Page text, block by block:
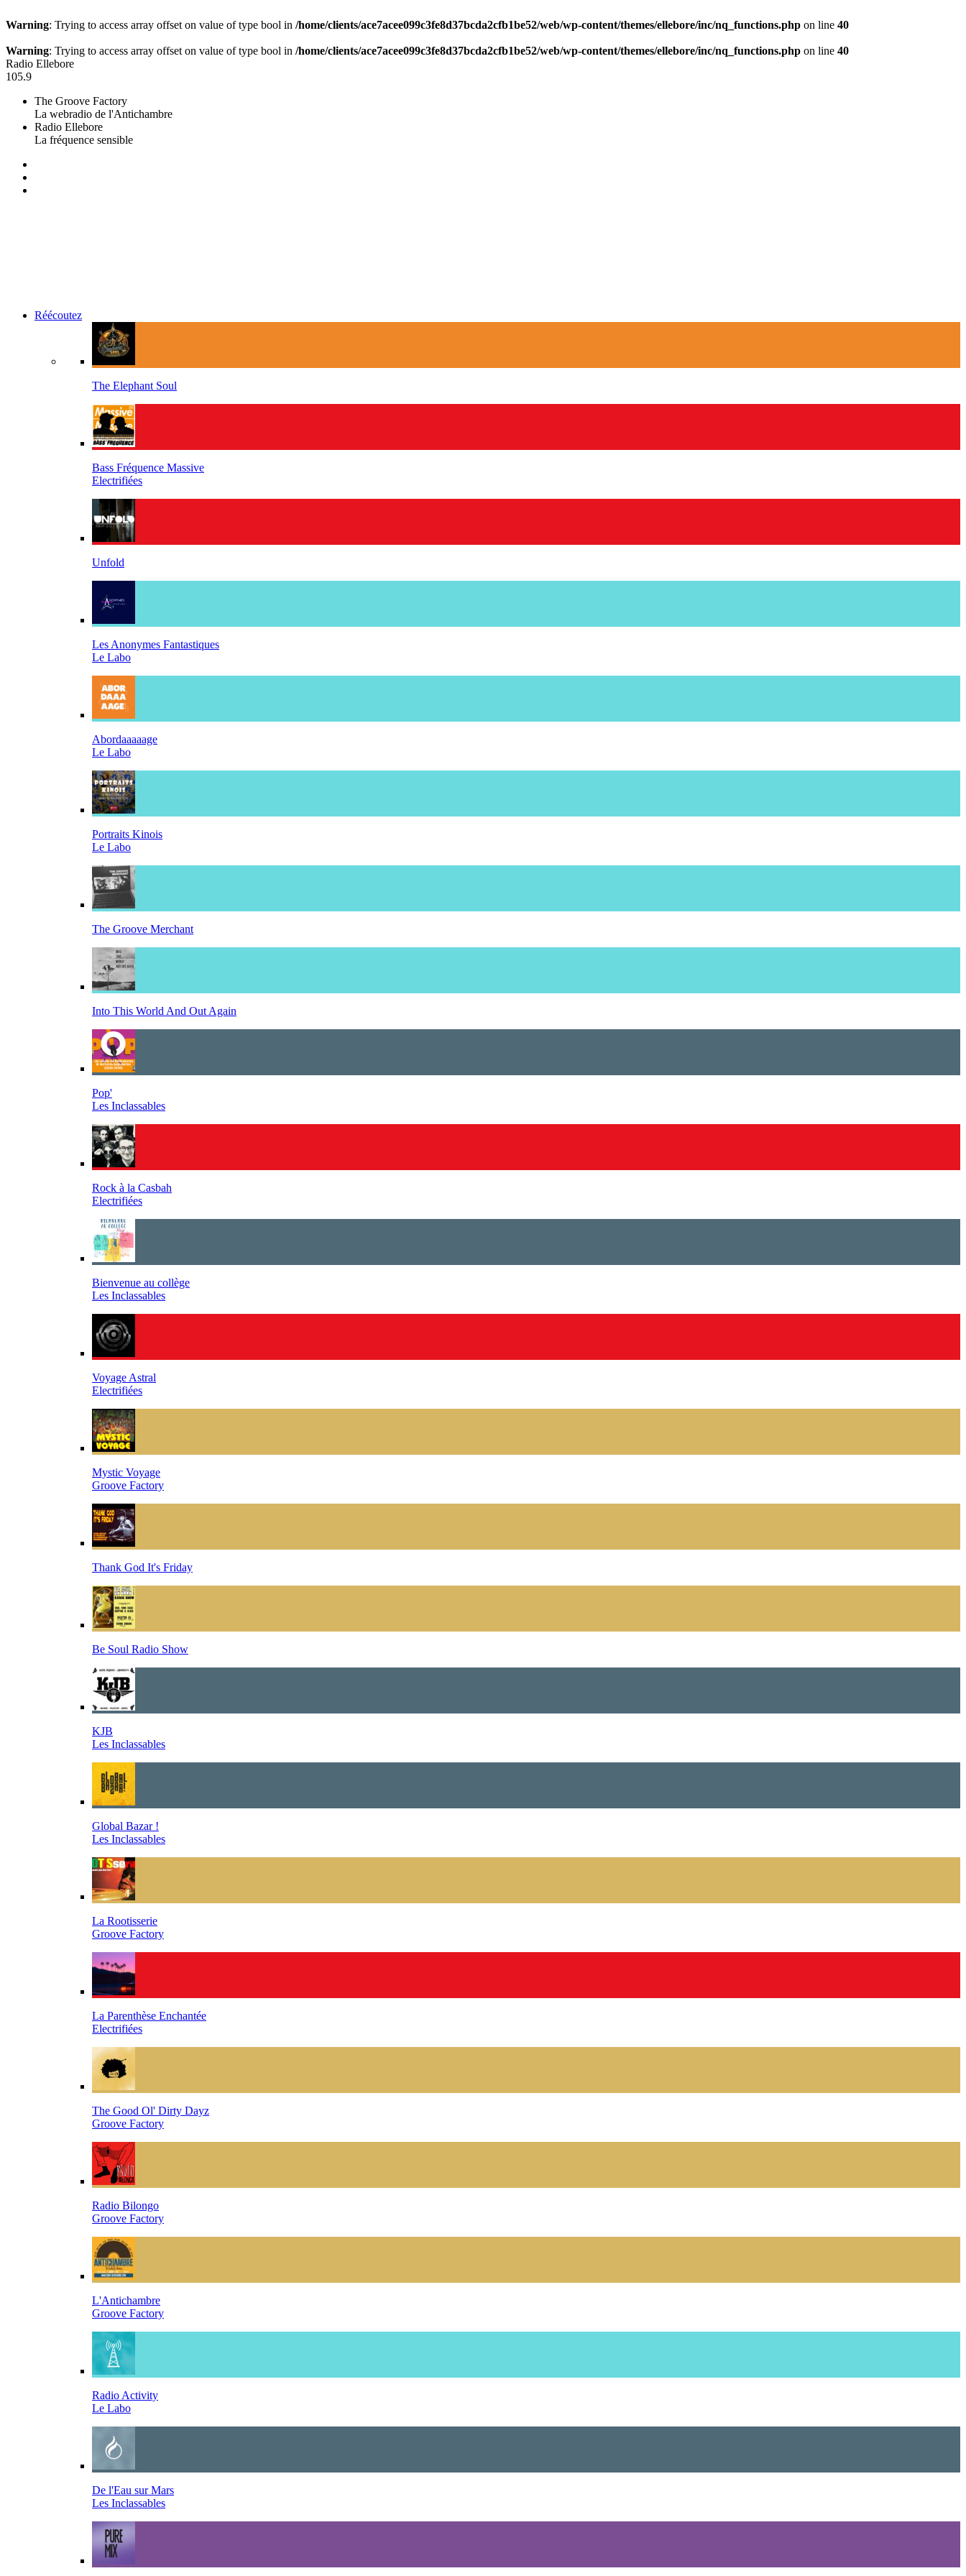
Warning: Trying to access array offset on value of type bool in /home/clients/ace7acee099c3fe8d37bcda2cfb1be52/web/wp-content/themes/ellebore/inc/nq_functions.php on line 40
Warning: Trying to access array offset on value of type bool in /home/clients/ace7acee099c3fe8d37bcda2cfb1be52/web/wp-content/themes/ellebore/inc/nq_functions.php on line 40
Radio Ellebore
105.9
The Groove Factory
La webradio de l'Antichambre
Radio Ellebore
La fréquence sensible
Réécoutez
The Elephant Soul
Bass Fréquence Massive
Electrifiées
Unfold
Les Anonymes Fantastiques
Le Labo
Abordaaaaage
Le Labo
Portraits Kinois
Le Labo
The Groove Merchant
Into This World And Out Again
Pop'
Les Inclassables
Rock à la Casbah
Electrifiées
Bienvenue au collège
Les Inclassables
Voyage Astral
Electrifiées
Mystic Voyage
Groove Factory
Thank God It's Friday
Be Soul Radio Show
KJB
Les Inclassables
Global Bazar !
Les Inclassables
La Rootisserie
Groove Factory
La Parenthèse Enchantée
Electrifiées
The Good Ol' Dirty Dayz
Groove Factory
Radio Bilongo
Groove Factory
L'Antichambre
Groove Factory
Radio Activity
Le Labo
De l'Eau sur Mars
Les Inclassables